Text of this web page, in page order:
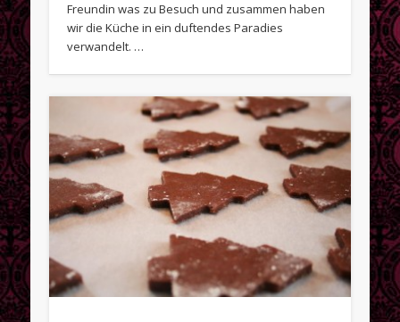
Februar 2013
Januar 2013
Kategorien
Allgemein
Aus der Küche
Frühstück
Gehen immer
Freundin was zu Besuch und zusammen haben
wir die Küche in ein duftendes Paradies
verwandelt. …